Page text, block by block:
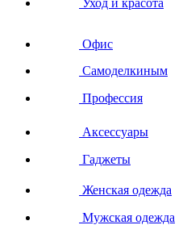
Уход и красота
Офис
Самоделкиным
Профессия
Аксессуары
Гаджеты
Женская одежда
Мужская одежда